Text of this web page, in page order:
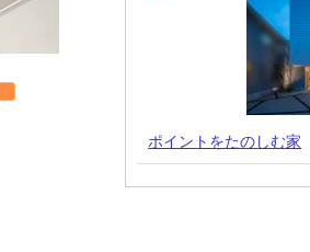
ポイントをたのしむ家